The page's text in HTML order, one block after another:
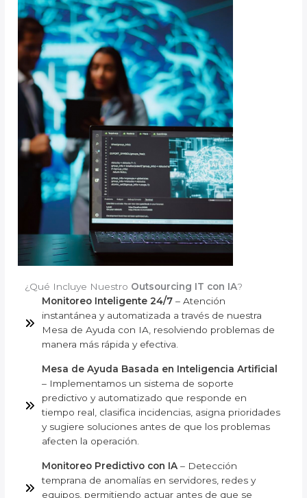
¿Qué Incluye Nuestro Outsourcing IT con IA?
Monitoreo Inteligente 24/7 – Atención
instantánea y automatizada a través de nuestra
Mesa de Ayuda con IA, resolviendo problemas de
manera más rápida y efectiva.
Mesa de Ayuda Basada en Inteligencia Artificial
– Implementamos un sistema de soporte
predictivo y automatizado que responde en
tiempo real, clasifica incidencias, asigna prioridades
y sugiere soluciones antes de que los problemas
afecten la operación.
Monitoreo Predictivo con IA – Detección
temprana de anomalías en servidores, redes y
equipos, permitiendo actuar antes de que se